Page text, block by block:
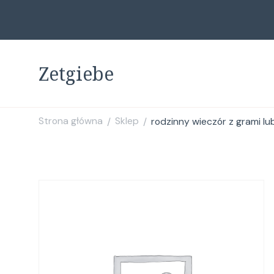
Zetgiebe
Strona główna / Sklep / rodzinny wieczór z grami